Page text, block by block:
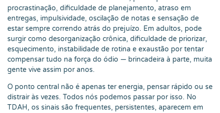
procrastinação, dificuldade de planejamento, atraso em
entregas, impulsividade, oscilação de notas e sensação de
estar sempre correndo atrás do prejuízo. Em adultos, pode
surgir como desorganização crônica, dificuldade de priorizar,
esquecimento, instabilidade de rotina e exaustão por tentar
compensar tudo na força do ódio — brincadeira à parte, muita
gente vive assim por anos.
O ponto central não é apenas ter energia, pensar rápido ou se
distrair às vezes. Todos nós podemos passar por isso. No
TDAH, os sinais são frequentes, persistentes, aparecem em